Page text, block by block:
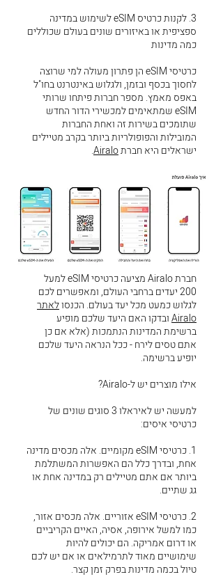
3. לקנות כרטיס eSIM לשימוש במדינה
ספציפית או באיזורים שונים בעולם שכוללים
כמה מדינות
כרטיסי eSIM הן פתרון מעולה למי שרוצה
לחסוך בכסף ובזמן, ולגלוש באינטרנט בחו"ל
באפס מאמץ. מספר חברות פיתחו שרותי
eSIM שמתאימים למכשירי הדור החדש
שתומכים בשירות זה ואחת החברות
המובילות והפופולריות ביותר בקרב מטיילים
ישראלים היא חברתAiralo
.​
חברת Airalo מציעה כרטיסי eSIM למעל
200 יעדים ברחבי העולם, ומאפשרים לכם
לגלוש כמעט מכל יעד בעולם. הכנסולאתר
Airaloובדקו האם היעד שלכם מופיע
ברשימת המדינות הנתמכות (אלא אם כן
אתם טסים לירח - ככל הנראה היעד שלכם
יופיע ברשימה.
אילו מוצרים יש ל-Airalo?
למעשה יש לאיראלו 3 סוגים שונים של
כרטיסי איסים:
1. כרטיסי eSIM מקומיים. אלה מכסים מדינה
אחת, ובדרך כלל הם האפשרות המשתלמת
ביותר אם אתם מטיילים רק במדינה אחת או
גג שתיים.
2. כרטיסי eSIM אזוריים. אלה מכסים אזור,
כמו למשל אירופה, אסיה, האיים הקריביים
או דרום אמריקה. הם יכולים להיות
שימושיים מאוד לתרמילאים או אם יש לכם
טיול בכמה מדינות בפרק זמן קצר.